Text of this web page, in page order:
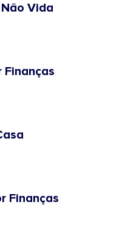
Vida
Finanças
Finanças